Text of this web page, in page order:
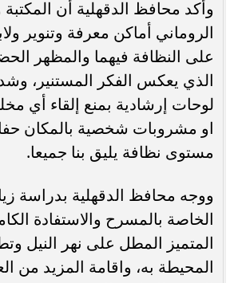
وأكد محافظ الدقهلية أن
الروماني أماكن معرفة وتنوير
على النظافة فيهما والمظهر
الذي يعكس الفكر المستنير،
لوحات إرشادية بمنع إلقاء أي
او مشروبات شخصية بالمكان
مستوى نظافة يليق بنا جميعا.
ووجه محافظ الدقهلية بدراسة
الخاصة بالمسرح والاستفادة
المتميز المطل على نهر النيل
المحيطة به، واقامة المزيد من